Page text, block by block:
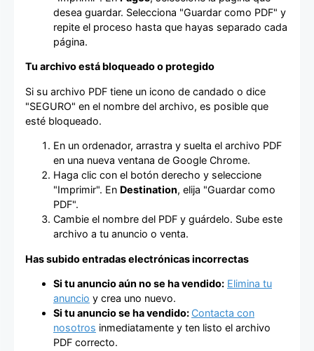
desea guardar. Selecciona "Guardar como PDF" y
repite el proceso hasta que hayas separado cada
página.
Tu archivo está bloqueado o protegido
Si su archivo PDF tiene un icono de candado o dice
"SEGURO" en el nombre del archivo, es posible que
esté bloqueado.
En un ordenador, arrastra y suelta el archivo PDF
en una nueva ventana de Google Chrome.
Haga clic con el botón derecho y seleccione
"Imprimir". En Destination, elija "Guardar como
PDF".
Cambie el nombre del PDF y guárdelo. Sube este
archivo a tu anuncio o venta.
Has subido entradas electrónicas incorrectas
Si tu anuncio aún no se ha vendido: Elimina tu
anuncio y crea uno nuevo.
Si tu anuncio se ha vendido: Contacta con
nosotros inmediatamente y ten listo el archivo
PDF correcto.